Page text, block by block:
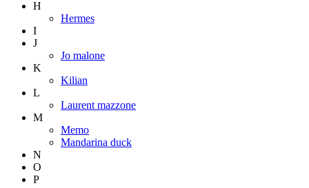
H
Hermes
I
J
Jo malone
K
Kilian
L
Laurent mazzone
M
Memo
Mandarina duck
N
O
P